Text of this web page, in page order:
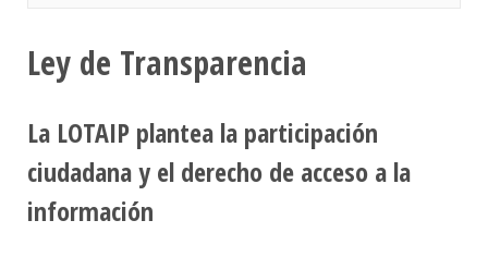
Ley de Transparencia
La LOTAIP plantea la participación
ciudadana y el derecho de acceso a la
información